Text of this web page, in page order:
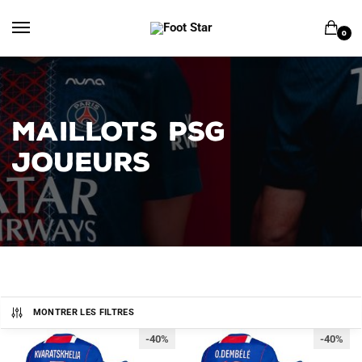
0
MAILLOTS PSG
JOUEURS
MONTRER LES FILTRES
-40% -40%